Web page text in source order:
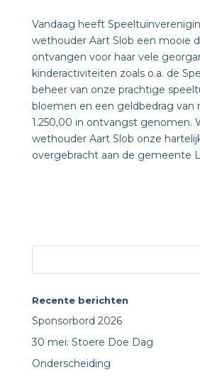
Vandaag heeft
wethouder Aart Slob een mooie
ontvangen voor haar vele
kinderactiviteiten zoals o.a. de
beheer van onze prachtige
bloemen en een geldbedrag van
1.250,00 in ontvangst genomen.
wethouder Aart Slob onze
overgebracht aan de gemeente
Recente berichten
Sponsorbord 2026
30 mei: Stoere Doe Dag
Onderscheiding